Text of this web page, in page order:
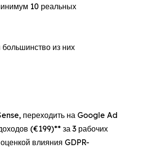
10 реальных
из них
переходить на Google Ad
(€199)** за 3 рабочих
влияния GDPR-